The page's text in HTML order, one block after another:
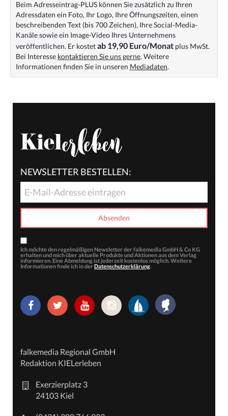
Beim Adresseintrag-PLUS können Sie zusätzlich zu Ihren
Adressdaten ein Foto, Ihr Logo, Ihre Öffnungszeiten, einen
beschreibenden Text (bis 700 Zeichen), Ihre Social-Media-
Kanäle sowie ein Image-Video Ihres Unternehmens
veröffentlichen. Er kostetab 19,90 Euro/Monat plus MwSt.
Bei Interesse kontaktieren Sie uns gerne. Weitere
Informationen finden Sie in unseren Mediadaten.
NEWSLETTER BESTELLEN:
Ich möchte den regelmäßigen Newsletter der falkemedia GmbH & Co KG
erhalten und mich über aktuelle Produkte und Aktionen aus dem Verlag
informieren. Eine Abmeldung ist jederzeit kostenlos möglich. Weitere
Informationen finde ich in der Datenschutzerklärung.
falkemedia Regional GmbH
Redaktion KIELerleben
Exerzierplatz 3
24103 Kiel